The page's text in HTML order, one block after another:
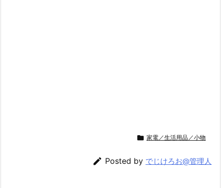
 家電／生活用品／小物
 Posted by でじけろお@管理人